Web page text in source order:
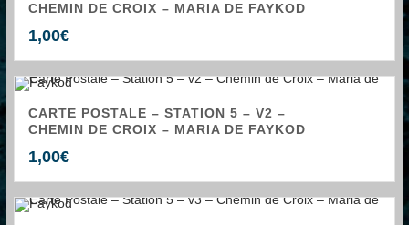
CHEMIN DE CROIX – MARIA DE FAYKOD
1,00€
CARTE POSTALE – STATION 5 – V2 –
CHEMIN DE CROIX – MARIA DE FAYKOD
1,00€